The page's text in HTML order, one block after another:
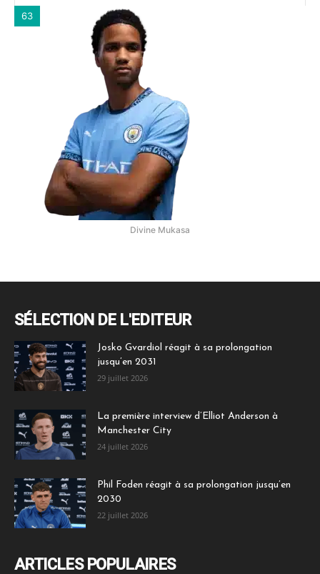
63
Divine Mukasa
SÉLECTION DE L'EDITEUR
Josko Gvardiol réagit à sa prolongation
jusqu’en 2031
29 juillet 2026
La première interview d’Elliot Anderson à
Manchester City
24 juillet 2026
Phil Foden réagit à sa prolongation jusqu’en
2030
22 juillet 2026
ARTICLES POPULAIRES